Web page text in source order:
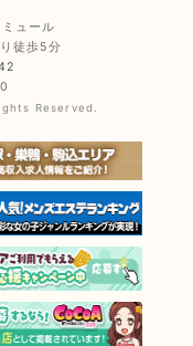
ュール
徒歩5分
Reserved.